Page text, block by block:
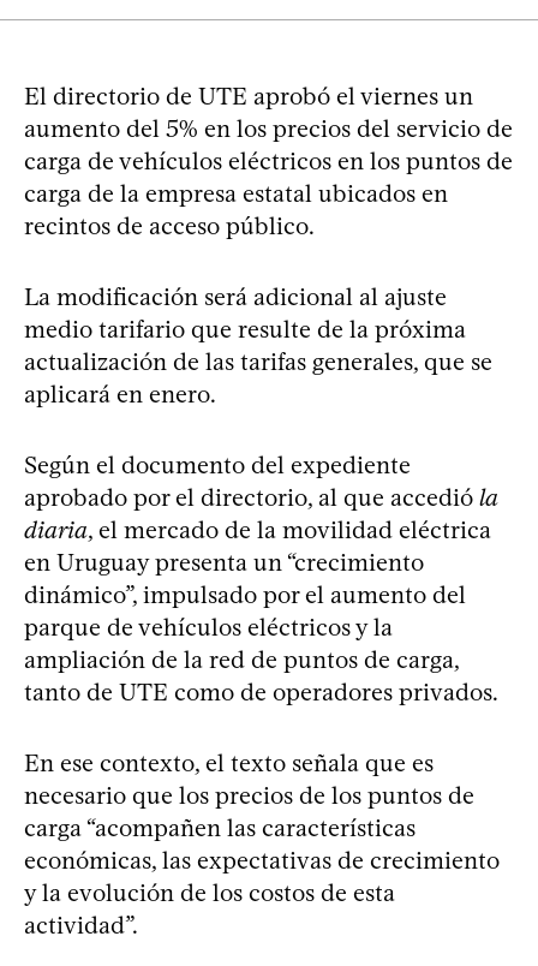
El directorio de UTE aprobó el viernes un
aumento del 5% en los precios del servicio de
carga de vehículos eléctricos en los puntos de
carga de la empresa estatal ubicados en
recintos de acceso público.
La modificación será adicional al ajuste
medio tarifario que resulte de la próxima
actualización de las tarifas generales, que se
aplicará en enero.
Según el documento del expediente
aprobado por el directorio, al que accedió la
diaria, el mercado de la movilidad eléctrica
en Uruguay presenta un “crecimiento
dinámico”, impulsado por el aumento del
parque de vehículos eléctricos y la
ampliación de la red de puntos de carga,
tanto de UTE como de operadores privados.
En ese contexto, el texto señala que es
necesario que los precios de los puntos de
carga “acompañen las características
económicas, las expectativas de crecimiento
y la evolución de los costos de esta
actividad”.